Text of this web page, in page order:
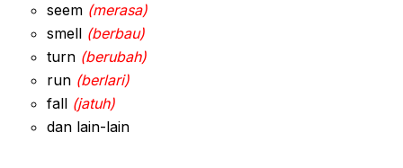
seem (merasa)
smell (berbau)
turn (berubah)
run (berlari)
fall (jatuh)
dan lain-lain